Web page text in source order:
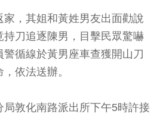
，其姐和黃姓男友出面勸說
刀追逐陳男，目擊民眾驚嚇
循線於黃男座車查獲開山刀
依法送辦。
局敦化南路派出所下午5時許接